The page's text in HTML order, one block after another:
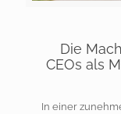
Die
CEOs als
In einer